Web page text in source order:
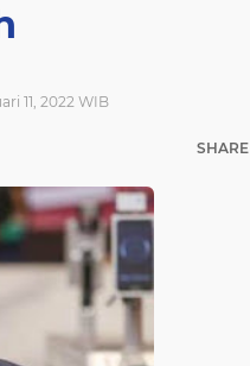
11, 2022 WIB
SHARE